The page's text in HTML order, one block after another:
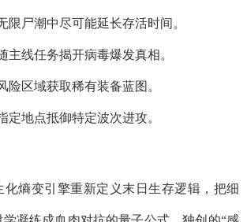
限尸潮中尽可能延长存活时间。
主线任务揭开病毒爆发真相。
险区域获取稀有装备蓝图。
定地点抵御特定波次进攻。
化熵变引擎重新定义末日生存逻辑，把细